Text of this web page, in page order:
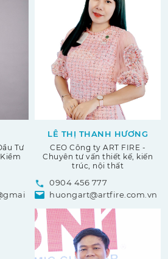
Tư
LÊ THỊ THANH HƯƠNG
CEO Công ty ART FIRE -
Chuyên tư vấn thiết kế, kiến
trúc, nội thất
0904 456 777
huongart@artfire.com.vn